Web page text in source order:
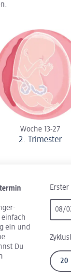
Woche 13-27
2. Trimester
einfach
ein und
Du